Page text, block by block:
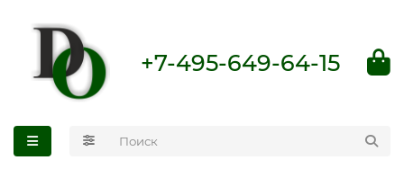
+7-495-649-64-15